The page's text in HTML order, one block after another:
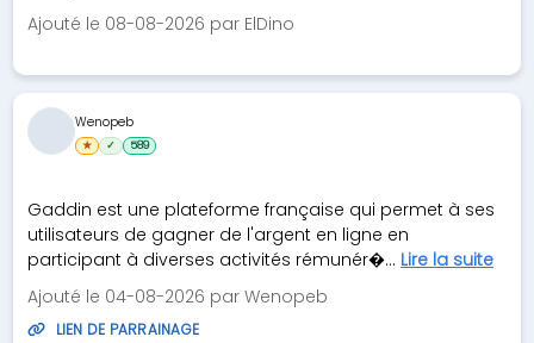
Ajouté le 08-08-2026 par ElDino
​Gaddin est une plateforme française qui permet à ses
utilisateurs de gagner de l'argent en ligne en
participant à diverses activités rémunér�... Lire la suite
Ajouté le 04-08-2026 par Wenopeb
LIEN DE PARRAINAGE
Wenopeb
★ ✓ 589